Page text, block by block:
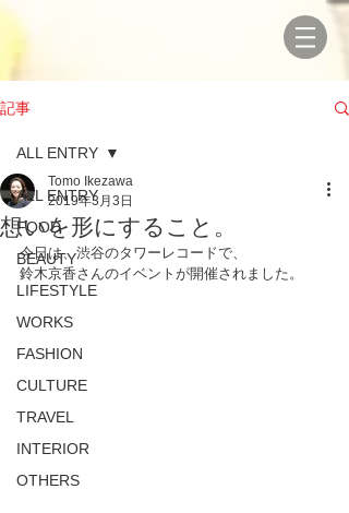
記事
ALL ENTRY
FOOD
BEAUTY
LIFESTYLE
WORKS
FASHION
CULTURE
TRAVEL
INTERIOR
OTHERS
ALL ENTRY
想いを形にすること。
Tomo Ikezawa
2019年3月3日
今日は、渋谷のタワーレコードで、
鈴木京香さんのイベントが開催されました。